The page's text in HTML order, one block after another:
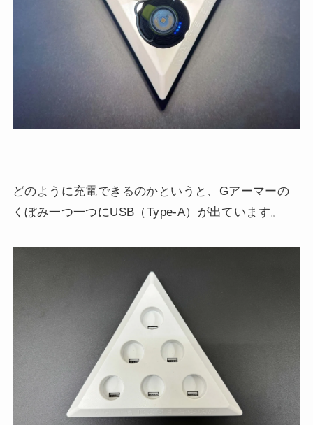
どのように充電できるのかというと、Gアーマーの
くぼみ一つ一つにUSB（Type-A）が出ています。